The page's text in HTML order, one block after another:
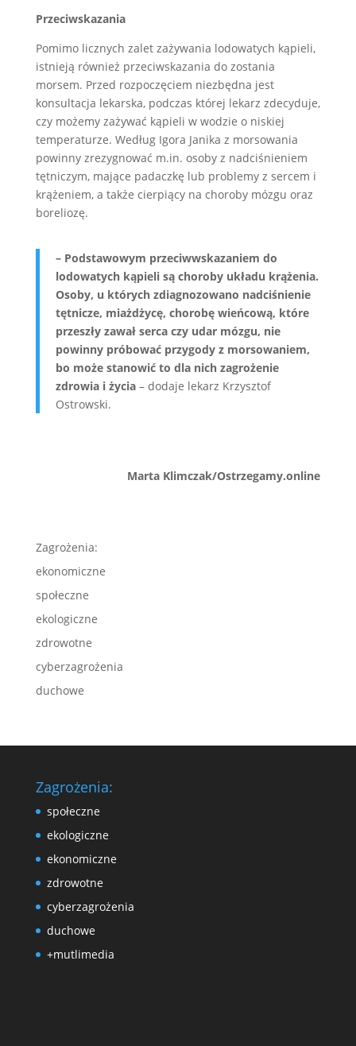
Przeciwskazania
Pomimo licznych zalet zażywania lodowatych kąpieli,
istnieją również przeciwskazania do zostania
morsem. Przed rozpoczęciem niezbędna jest
konsultacja lekarska, podczas której lekarz zdecyduje,
czy możemy zażywać kąpieli w wodzie o niskiej
temperaturze. Według Igora Janika z morsowania
powinny zrezygnować m.in. osoby z nadciśnieniem
tętniczym, mające padaczkę lub problemy z sercem i
krążeniem, a także cierpiący na choroby mózgu oraz
boreliozę.
– Podstawowym przeciwwskazaniem do
lodowatych kąpieli są choroby układu krążenia.
Osoby, u których zdiagnozowano nadciśnienie
tętnicze, miażdżycę, chorobę wieńcową, które
przeszły zawał serca czy udar mózgu, nie
powinny próbować przygody z morsowaniem,
bo może stanowić to dla nich zagrożenie
zdrowia i życia– dodaje lekarz Krzysztof
Ostrowski.
Marta Klimczak/Ostrzegamy.online
Zagrożenia:
ekonomiczne
społeczne
ekologiczne
zdrowotne
cyberzagrożenia
duchowe
Zagrożenia:
społeczne
ekologiczne
ekonomiczne
zdrowotne
cyberzagrożenia
duchowe
+mutlimedia